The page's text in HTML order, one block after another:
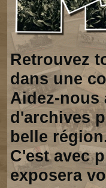
Retrouvez
dans une
Aidez-nous
d'archives
belle
C'est avec
exposera